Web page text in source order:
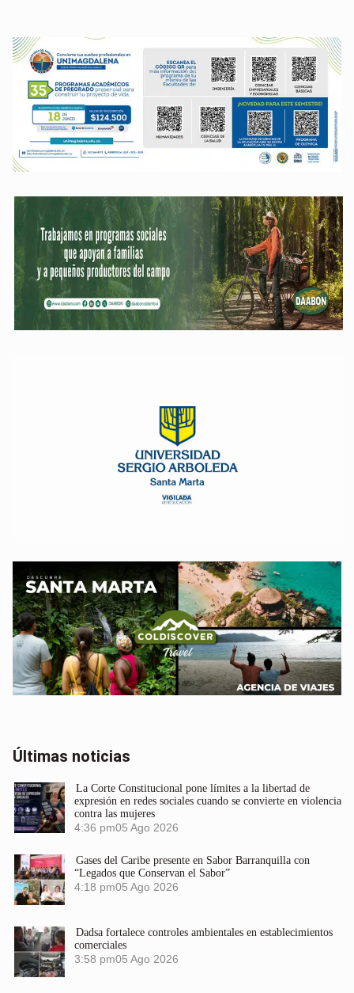
Últimas noticias
La Corte Constitucional pone límites a la libertad de
expresión en redes sociales cuando se convierte en violencia
contra las mujeres
4:36 pm05 Ago 2026
Gases del Caribe presente en Sabor Barranquilla con
“Legados que Conservan el Sabor”
4:18 pm05 Ago 2026
Dadsa fortalece controles ambientales en establecimientos
comerciales
3:58 pm05 Ago 2026